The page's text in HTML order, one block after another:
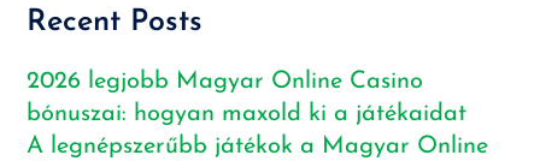
Recent Posts
2026 legjobb Magyar Online Casino
bónuszai: hogyan maxold ki a játékaidat
A legnépszerűbb játékok a Magyar Online